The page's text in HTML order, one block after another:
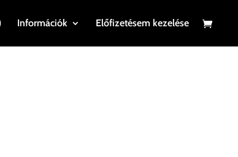
Információk Előfizetésem kezelése